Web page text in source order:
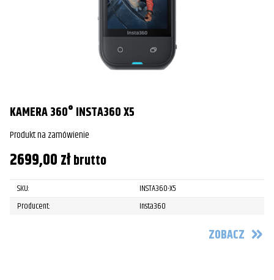
KAMERA 360° INSTA360 X5
Produkt na zamówienie
2699,00złbrutto
SKU:
INSTA360-X5
Producent:
Insta360
ZOBACZ